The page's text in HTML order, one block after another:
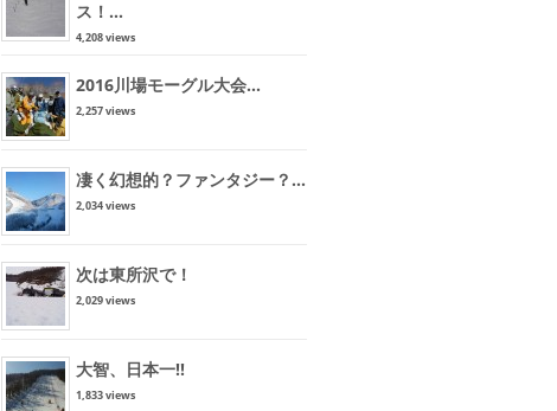
ス！...
4,208 views
2016川場モーグル大会...
2,257 views
凄く幻想的？ファンタジー？...
2,034 views
次は東所沢で！
2,029 views
大智、日本一!!
1,833 views